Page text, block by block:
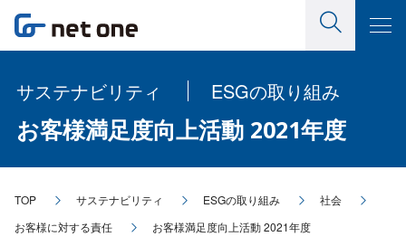
サステナビリティ ESGの取り組み
お客様満足度向上活動 2021年度
TOP サステナビリティ ESGの取り組み
社会
お客様に対する責任
お客様満足度向上活動 2021年度